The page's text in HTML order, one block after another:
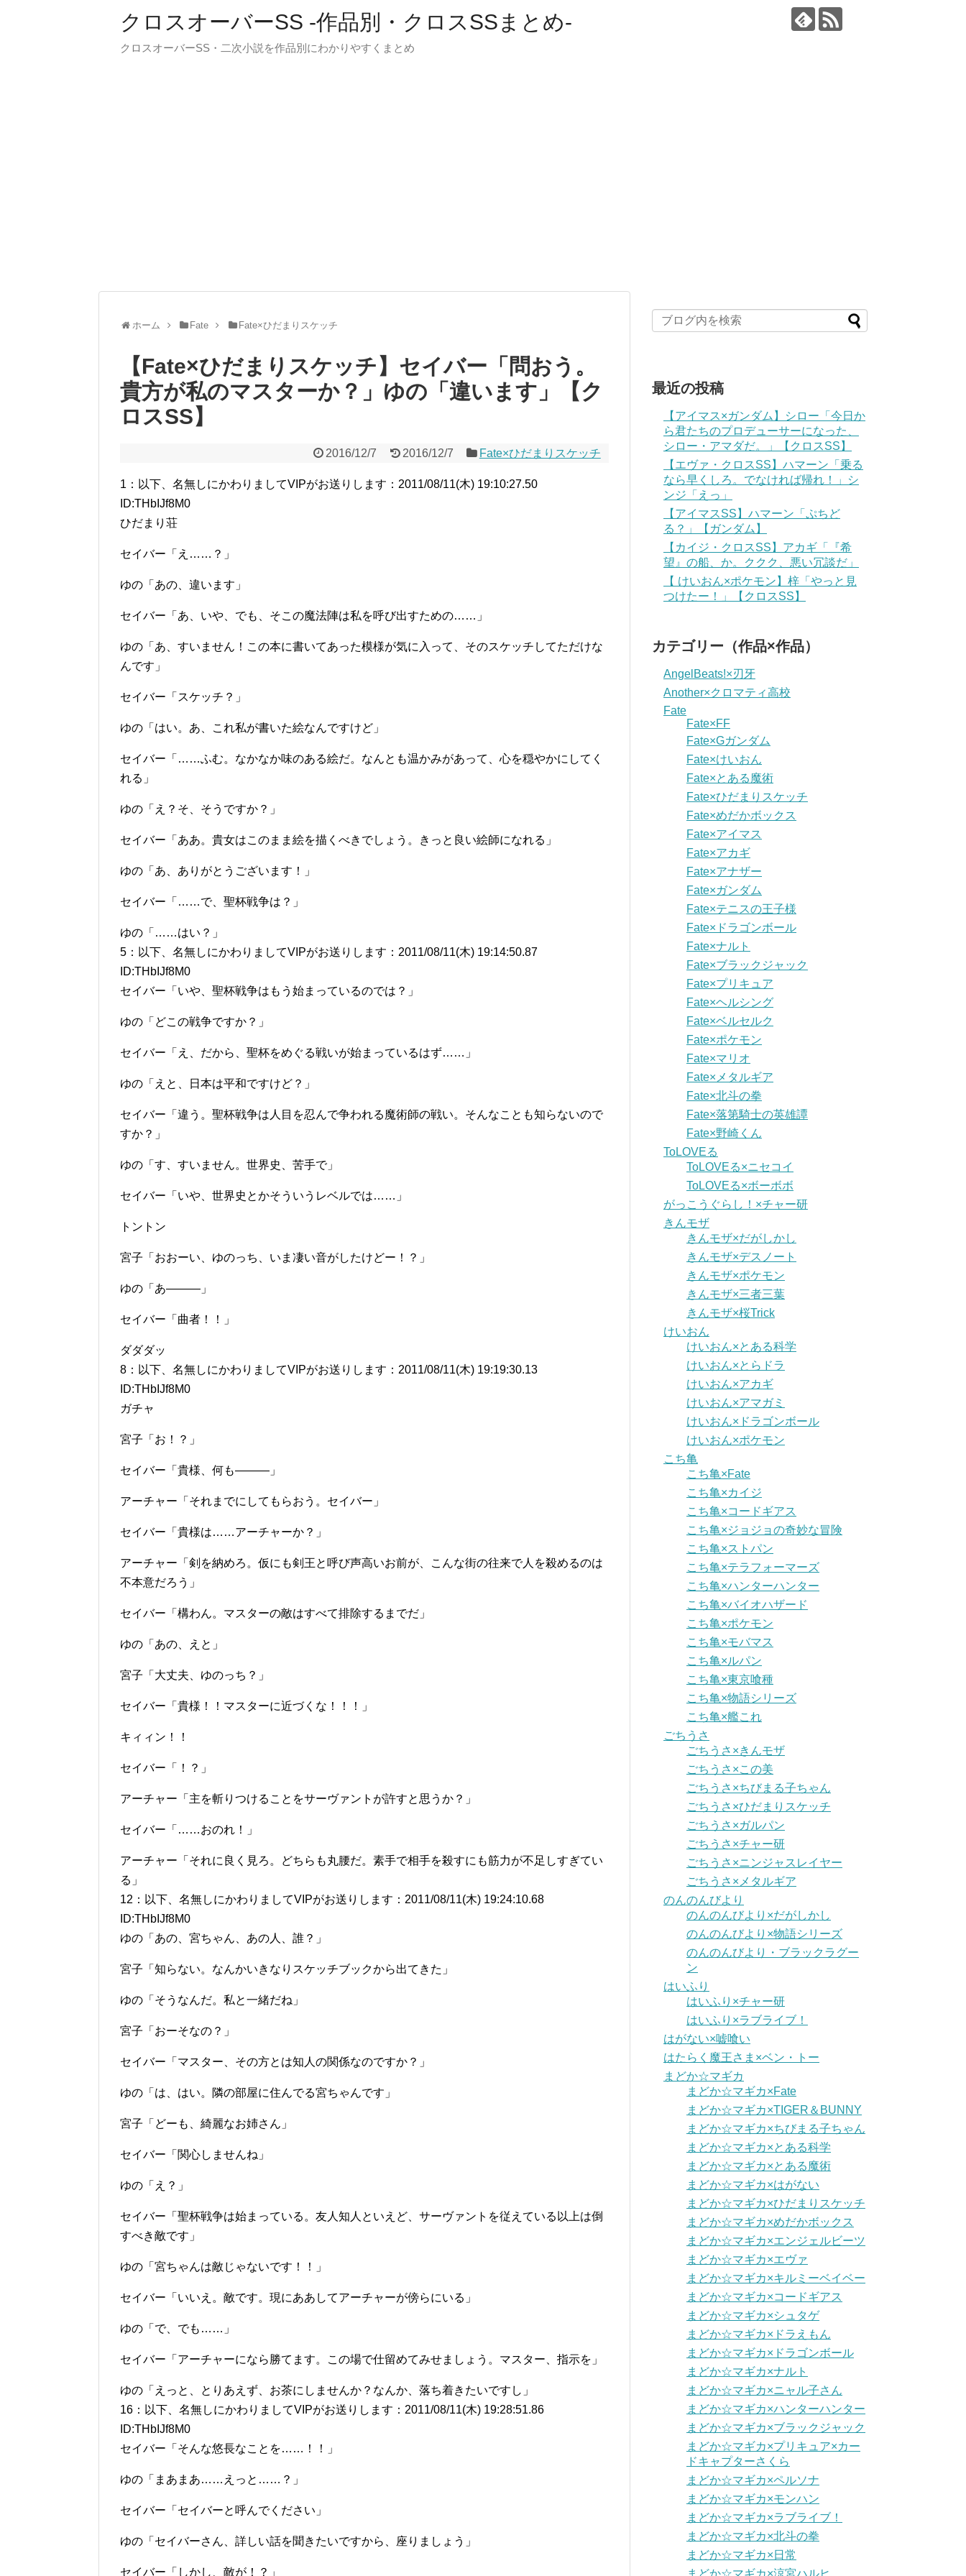
クロスオーバーSS -作品別・クロスSSまとめ-
クロスオーバーSS・二次小説を作品別にわかりやすくまとめ
ホーム Fate Fate×ひだまりスケッチ
【Fate×ひだまりスケッチ】セイバー「問おう。
貴方が私のマスターか？」ゆの「違います」【ク
ロスSS】
2016/12/7 2016/12/7 Fate×ひだまりスケッチ
1：以下、名無しにかわりましてVIPがお送りします：2011/08/11(木) 19:10:27.50
ID:THbIJf8M0
ひだまり荘
セイバー「え……？」
ゆの「あの、違います」
セイバー「あ、いや、でも、そこの魔法陣は私を呼び出すための……」
ゆの「あ、すいません！この本に書いてあった模様が気に入って、そのスケッチしてただけな
んです」
セイバー「スケッチ？」
ゆの「はい。あ、これ私が書いた絵なんですけど」
セイバー「……ふむ。なかなか味のある絵だ。なんとも温かみがあって、心を穏やかにしてく
れる」
ゆの「え？そ、そうですか？」
セイバー「ああ。貴女はこのまま絵を描くべきでしょう。きっと良い絵師になれる」
ゆの「あ、ありがとうございます！」
セイバー「……で、聖杯戦争は？」
ゆの「……はい？」
5：以下、名無しにかわりましてVIPがお送りします：2011/08/11(木) 19:14:50.87
ID:THbIJf8M0
セイバー「いや、聖杯戦争はもう始まっているのでは？」
ゆの「どこの戦争ですか？」
セイバー「え、だから、聖杯をめぐる戦いが始まっているはず……」
ゆの「えと、日本は平和ですけど？」
セイバー「違う。聖杯戦争は人目を忍んで争われる魔術師の戦い。そんなことも知らないので
すか？」
ゆの「す、すいません。世界史、苦手で」
セイバー「いや、世界史とかそういうレベルでは……」
トントン
宮子「おおーい、ゆのっち、いま凄い音がしたけどー！？」
ゆの「あ―――」
セイバー「曲者！！」
ダダダッ
8：以下、名無しにかわりましてVIPがお送りします：2011/08/11(木) 19:19:30.13
ID:THbIJf8M0
ガチャ
宮子「お！？」
セイバー「貴様、何も―――」
アーチャー「それまでにしてもらおう。セイバー」
セイバー「貴様は……アーチャーか？」
アーチャー「剣を納めろ。仮にも剣王と呼び声高いお前が、こんな街の往来で人を殺めるのは
不本意だろう」
セイバー「構わん。マスターの敵はすべて排除するまでだ」
ゆの「あの、えと」
宮子「大丈夫、ゆのっち？」
セイバー「貴様！！マスターに近づくな！！！」
キィィン！！
セイバー「！？」
アーチャー「主を斬りつけることをサーヴァントが許すと思うか？」
セイバー「……おのれ！」
アーチャー「それに良く見ろ。どちらも丸腰だ。素手で相手を殺すにも筋力が不足しすぎてい
る」
12：以下、名無しにかわりましてVIPがお送りします：2011/08/11(木) 19:24:10.68
ID:THbIJf8M0
ゆの「あの、宮ちゃん、あの人、誰？」
宮子「知らない。なんかいきなりスケッチブックから出てきた」
ゆの「そうなんだ。私と一緒だね」
宮子「おーそなの？」
セイバー「マスター、その方とは知人の関係なのですか？」
ゆの「は、はい。隣の部屋に住んでる宮ちゃんです」
宮子「どーも、綺麗なお姉さん」
セイバー「関心しませんね」
ゆの「え？」
セイバー「聖杯戦争は始まっている。友人知人といえど、サーヴァントを従えている以上は倒
すべき敵です」
ゆの「宮ちゃんは敵じゃないです！！」
セイバー「いいえ。敵です。現にああしてアーチャーが傍らにいる」
ゆの「で、でも……」
セイバー「アーチャーになら勝てます。この場で仕留めてみせましょう。マスター、指示を」
ゆの「えっと、とりあえず、お茶にしませんか？なんか、落ち着きたいですし」
16：以下、名無しにかわりましてVIPがお送りします：2011/08/11(木) 19:28:51.86
ID:THbIJf8M0
セイバー「そんな悠長なことを……！！」
ゆの「まあまあ……えっと……？」
セイバー「セイバーと呼んでください」
ゆの「セイバーさん、詳しい話を聞きたいですから、座りましょう」
セイバー「しかし、敵が！？」
最近の投稿
【アイマス×ガンダム】シロー「今日か
ら君たちのプロデューサーになった、
シロー・アマダだ。」【クロスSS】
【エヴァ・クロスSS】ハマーン「乗る
なら早くしろ。でなければ帰れ！」シ
ンジ「えっ」
【アイマスSS】ハマーン「ぷちど
る？」【ガンダム】
【カイジ・クロスSS】アカギ「『希
望』の船、か。ククク、悪い冗談だ」
【 けいおん×ポケモン】梓「やっと見
つけたー！」【クロスSS】
カテゴリー（作品×作品）
AngelBeats!×刃牙
Another×クロマティ高校
Fate
Fate×FF
Fate×Gガンダム
Fate×けいおん
Fate×とある魔術
Fate×ひだまりスケッチ
Fate×めだかボックス
Fate×アイマス
Fate×アカギ
Fate×アナザー
Fate×ガンダム
Fate×テニスの王子様
Fate×ドラゴンボール
Fate×ナルト
Fate×ブラックジャック
Fate×プリキュア
Fate×ヘルシング
Fate×ベルセルク
Fate×ポケモン
Fate×マリオ
Fate×メタルギア
Fate×北斗の拳
Fate×落第騎士の英雄譚
Fate×野崎くん
ToLOVEる
ToLOVEる×ニセコイ
ToLOVEる×ボーボボ
がっこうぐらし！×チャー研
きんモザ
きんモザ×だがしかし
きんモザ×デスノート
きんモザ×ポケモン
きんモザ×三者三葉
きんモザ×桜Trick
けいおん
けいおん×とある科学
けいおん×とらドラ
けいおん×アカギ
けいおん×アマガミ
けいおん×ドラゴンボール
けいおん×ポケモン
こち亀
こち亀×Fate
こち亀×カイジ
こち亀×コードギアス
こち亀×ジョジョの奇妙な冒険
こち亀×ストパン
こち亀×テラフォーマーズ
こち亀×ハンターハンター
こち亀×バイオハザード
こち亀×ポケモン
こち亀×モバマス
こち亀×ルパン
こち亀×東京喰種
こち亀×物語シリーズ
こち亀×艦これ
ごちうさ
ごちうさ×きんモザ
ごちうさ×この美
ごちうさ×ちびまる子ちゃん
ごちうさ×ひだまりスケッチ
ごちうさ×ガルパン
ごちうさ×チャー研
ごちうさ×ニンジャスレイヤー
ごちうさ×メタルギア
のんのんびより
のんのんびより×だがしかし
のんのんびより×物語シリーズ
のんのんびより・ブラックラグー
ン
はいふり
はいふり×チャー研
はいふり×ラブライブ！
はがない×嘘喰い
はたらく魔王さま×ベン・トー
まどか☆マギカ
まどか☆マギカ×Fate
まどか☆マギカ×TIGER＆BUNNY
まどか☆マギカ×ちびまる子ちゃん
まどか☆マギカ×とある科学
まどか☆マギカ×とある魔術
まどか☆マギカ×はがない
まどか☆マギカ×ひだまりスケッチ
まどか☆マギカ×めだかボックス
まどか☆マギカ×エンジェルビーツ
まどか☆マギカ×エヴァ
まどか☆マギカ×キルミーベイベー
まどか☆マギカ×コードギアス
まどか☆マギカ×シュタゲ
まどか☆マギカ×ドラえもん
まどか☆マギカ×ドラゴンボール
まどか☆マギカ×ナルト
まどか☆マギカ×ニャル子さん
まどか☆マギカ×ハンターハンター
まどか☆マギカ×ブラックジャック
まどか☆マギカ×プリキュア×カー
ドキャプターさくら
まどか☆マギカ×ペルソナ
まどか☆マギカ×モンハン
まどか☆マギカ×ラブライブ！
まどか☆マギカ×北斗の拳
まどか☆マギカ×日常
まどか☆マギカ×涼宮ハルヒ